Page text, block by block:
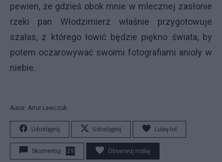
pewien, że gdzieś obok mnie w mlecznej zasłonie
rzeki pan Włodzimierz właśnie przygotowuje
szałas, z którego łowić będzie piękno świata, by
potem oczarowywać swoimi fotografiami anioły w
niebie.
Autor: Artur Lewczuk
Udostępnij Udostępnij Lubię to!
Skomentuj 29 Obserwuj notkę